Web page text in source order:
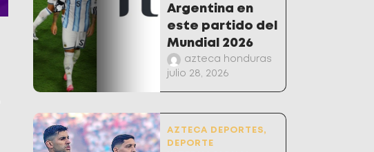
Argentina en
este partido del
Mundial 2026
azteca honduras
julio 28, 2026
AZTECA DEPORTES,
DEPORTE